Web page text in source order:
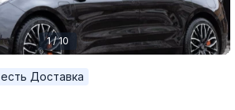
1 / 10
есть Доставка